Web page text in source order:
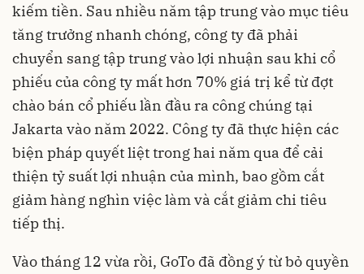
kiếm tiền. Sau nhiều năm tập trung vào mục tiêu
tăng trưởng nhanh chóng, công ty đã phải
chuyển sang tập trung vào lợi nhuận sau khi cổ
phiếu của công ty mất hơn 70% giá trị kể từ đợt
chào bán cổ phiếu lần đầu ra công chúng tại
Jakarta vào năm 2022. Công ty đã thực hiện các
biện pháp quyết liệt trong hai năm qua để cải
thiện tỷ suất lợi nhuận của mình, bao gồm cắt
giảm hàng nghìn việc làm và cắt giảm chi tiêu
tiếp thị.
Vào tháng 12 vừa rồi, GoTo đã đồng ý từ bỏ quyền